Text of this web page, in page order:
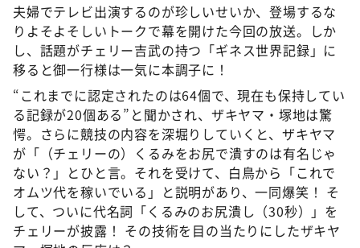
夫婦でテレビ出演するのが珍しいせいか、登場するな
りよそよそしいトークで幕を開けた今回の放送。しか
し、話題がチェリー吉武の持つ「ギネス世界記録」に
移ると御一行様は一気に本調子に！
“これまでに認定されたのは64個で、現在も保持してい
る記録が20個ある”と聞かされ、ザキヤマ・塚地は驚
愕。さらに競技の内容を深堀りしていくと、ザキヤマ
が「（チェリーの）くるみをお尻で潰すのは有名じゃ
ない？」とひと言。それを受けて、白鳥から「これで
オムツ代を稼いでいる」と説明があり、一同爆笑！ そ
して、ついに代名詞「くるみのお尻潰し（30秒）」を
チェリーが披露！ その技術を目の当たりにしたザキヤ